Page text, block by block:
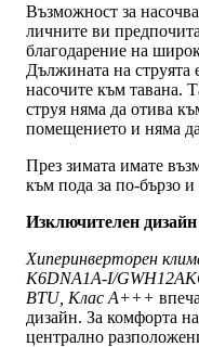
Възможност за
личните ви
благодарение на
Дължината на струята
насочите към тавана.
струя няма да отива
помещението и няма
През зимата имате
към пода за по-бързо
Изключителен дизайн
Хиперинверторен
K6DNA1A-I/
BTU, Клас A+++
дизайн. За комфорта
централно